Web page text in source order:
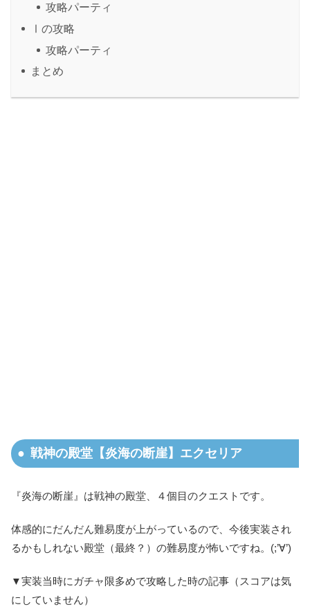
攻略パーティ
Ⅰの攻略
攻略パーティ
まとめ
戦神の殿堂【炎海の断崖】エクセリア
『炎海の断崖』は戦神の殿堂、４個目のクエストです。
体感的にだんだん難易度が上がっているので、今後実装され
るかもしれない殿堂（最終？）の難易度が怖いですね。(;’∀’)
▼実装当時にガチャ限多めで攻略した時の記事（スコアは気
にしていません）